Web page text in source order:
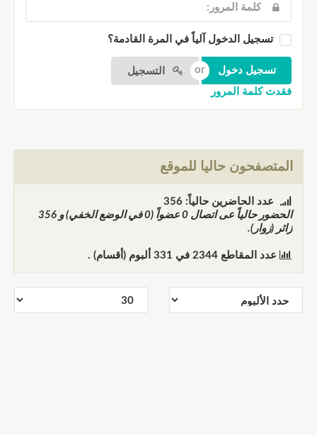
تسجيل الدخول آلياً في المرة القادمة؟
التسجيل
فقدت كلمة المرور
المتصفحون حاليا للموقع
عدد الحاضرين حالياً: 356
الحضور حالياً عى اتصال 0 عضواً (0 في الوضع الخفي) و
356
زائر (زوار).
عدد المقاطع2344 في 331 ألبوم (أقسام) .